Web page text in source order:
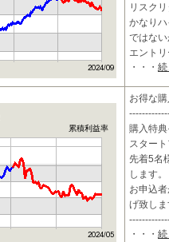
リスク
かなり
ではな
エント
めです
・・・
累積利益率
お得な
購入特
スター
先着5名
します。
お申込
げ致し
・・・